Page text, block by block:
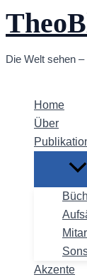
Zum
Inhalt
Die Welt sehen
Home
Über
Akzente